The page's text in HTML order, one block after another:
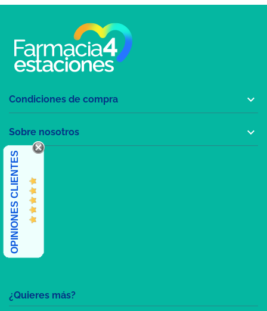
¿Quieres más?
Condiciones de compra 
Sobre nosotros 
OPINIONES CLIENTES